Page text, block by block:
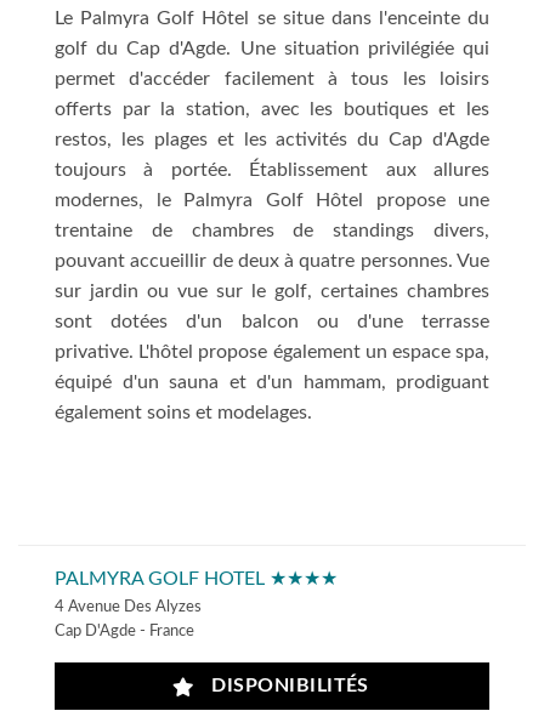
Le Palmyra Golf Hôtel se situe dans l'enceinte du
golf du Cap d'Agde. Une situation privilégiée qui
permet d'accéder facilement à tous les loisirs
offerts par la station, avec les boutiques et les
restos, les plages et les activités du Cap d'Agde
toujours à portée. Établissement aux allures
modernes, le Palmyra Golf Hôtel propose une
trentaine de chambres de standings divers,
pouvant accueillir de deux à quatre personnes. Vue
sur jardin ou vue sur le golf, certaines chambres
sont dotées d'un balcon ou d'une terrasse
privative. L'hôtel propose également un espace spa,
équipé d'un sauna et d'un hammam, prodiguant
également soins et modelages.
PALMYRA GOLF HOTEL ★★★★
4 Avenue Des Alyzes
Cap D'Agde - France
DISPONIBILITÉS